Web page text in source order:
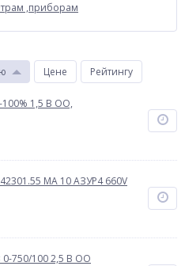
,приборам
Цене Рейтингу
1,5 В ОО,
МА 10 АЗУР4 660V
0-750/100 2,5 В ОО